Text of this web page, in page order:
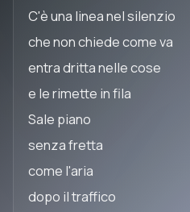
C'è una linea nel silenzio
che non chiede come va
entra dritta nelle cose
e le rimette in fila
Sale piano
senza fretta
come l'aria
dopo il traffico